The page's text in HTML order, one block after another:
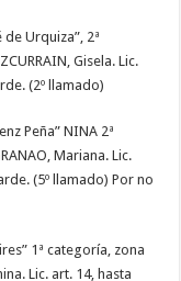
Urquiza”, 2ª
Gisela. Lic.
(2º llamado)
Peña” NINA 2ª
Mariana. Lic.
(5º llamado) Por no
1ª categoría, zona
Lic. art. 14, hasta